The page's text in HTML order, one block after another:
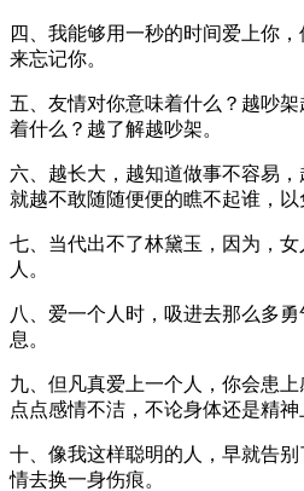
四、我能够用一秒的时间爱上你
来忘记你。
五、友情对你意味着什么？越吵
着什么？越了解越吵架。
六、越长大，越知道做事不容易
就越不敢随随便便的瞧不起谁，以
七、当代出不了林黛玉，因为，
人。
八、爱一个人时，吸进去那么多
息。
九、但凡真爱上一个人，你会患
点点感情不洁，不论身体还是精神
十、像我这样聪明的人，早就告
情去换一身伤痕。